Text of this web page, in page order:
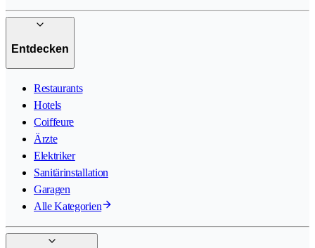
Entdecken
Restaurants
Hotels
Coiffeure
Ärzte
Elektriker
Sanitärinstallation
Garagen
Alle Kategorien